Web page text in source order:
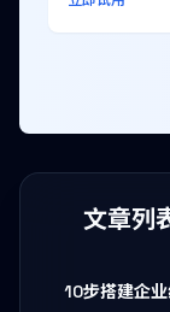
文章列
10步搭建企